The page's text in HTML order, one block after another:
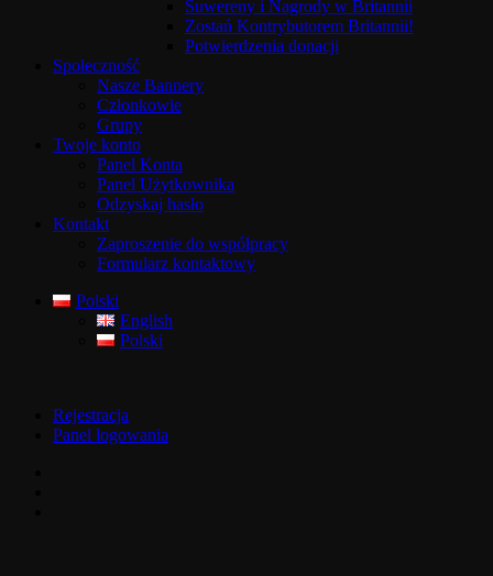
Suwereny i Nagrody w Britannii
Zostań Kontrybutorem Britannii!
Potwierdzenia donacji
Społeczność
Nasze Bannery
Członkowie
Grupy
Twoje konto
Panel Konta
Panel Użytkownika
Odzyskaj hasło
Kontakt
Zaproszenie do współpracy
Formularz kontaktowy
Polski
English
Polski
Rejestracja
Panel logowania